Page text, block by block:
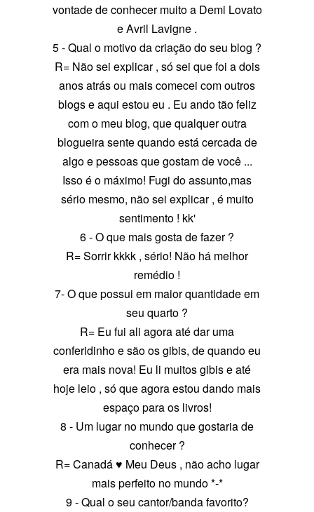
vontade de conhecer muito a Demi Lovato
e Avril Lavigne .
5 - Qual o motivo da criação do seu blog ?
R= Não sei explicar , só sei que foi a dois
anos atrás ou mais comecei com outros
blogs e aqui estou eu . Eu ando tão feliz
com o meu blog, que qualquer outra
blogueira sente quando está cercada de
algo e pessoas que gostam de você ...
Isso é o máximo! Fugi do assunto,mas
sério mesmo, não sei explicar , é muito
sentimento ! kk'
6 - O que mais gosta de fazer ?
R= Sorrir kkkk , sério! Não há melhor
remédio !
7- O que possui em maior quantidade em
seu quarto ?
R= Eu fui ali agora até dar uma
conferidinho e são os gibis, de quando eu
era mais nova! Eu li muitos gibis e até
hoje leio , só que agora estou dando mais
espaço para os livros!
8 - Um lugar no mundo que gostaria de
conhecer ?
R= Canadá ♥ Meu Deus , não acho lugar
mais perfeito no mundo *-*
9 - Qual o seu cantor/banda favorito?